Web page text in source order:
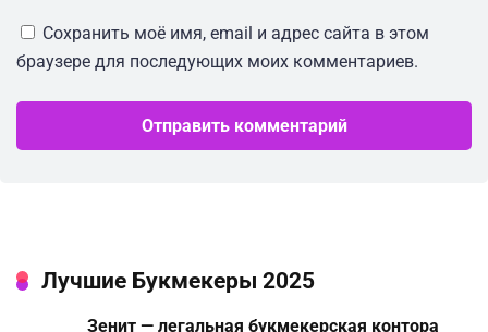
Сохранить моё имя, email и адрес сайта в этом
браузере для последующих моих комментариев.
Лучшие Букмекеры 2025
Зенит — легальная букмекерская контора